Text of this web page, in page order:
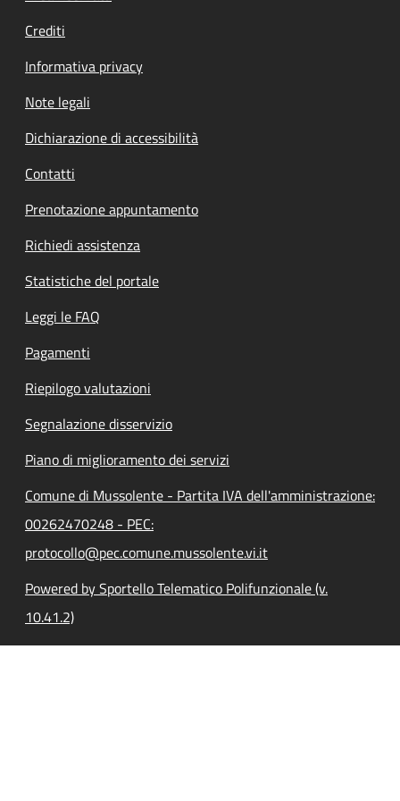
Crediti
Informativa privacy
Note legali
Dichiarazione di accessibilità
Contatti
Prenotazione appuntamento
Richiedi assistenza
Statistiche del portale
Leggi le FAQ
Pagamenti
Riepilogo valutazioni
Segnalazione disservizio
Piano di miglioramento dei servizi
Comune di Mussolente - Partita IVA dell'amministrazione:
00262470248 - PEC:
protocollo@pec.comune.mussolente.vi.it
Powered by Sportello Telematico Polifunzionale (v.
10.41.2)